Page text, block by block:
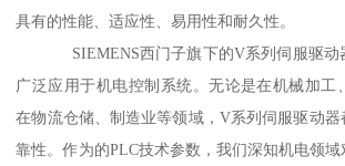
具有的性能、适应性、易用性和耐久性。
SIEMENS西门子旗下的V系列伺服驱动
广泛应用于机电控制系统。无论是在机械加工
在物流仓储、制造业等领域，V系列伺服驱动
靠性。作为的PLC技术参数，我们深知机电领